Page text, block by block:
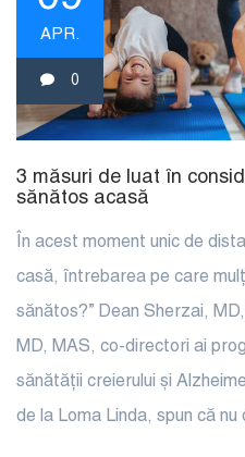
APR.
0
3 măsuri de luat în
sănătos acasă
În acest moment unic de
casă, întrebarea pe care
sănătos?” Dean Sherzai,
MD, MAS, co-directori ai
sănătății creierului și
de la Loma Linda, spun că nu